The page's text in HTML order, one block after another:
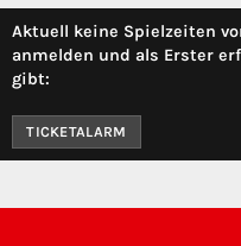
Aktuell keine Spielzeiten
anmelden und als Erster
gibt:
TICKETALARM